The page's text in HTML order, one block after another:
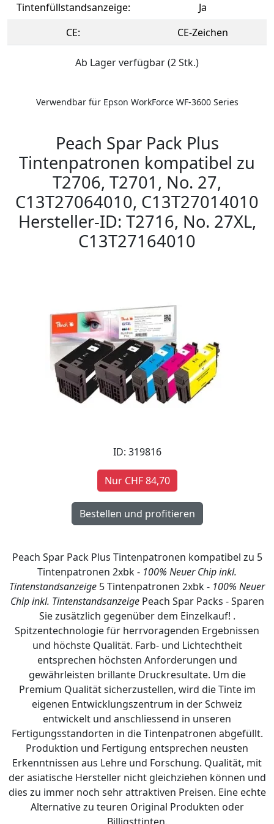
Tintenfüllstandsanzeige:
Ja
CE:
CE-Zeichen
Ab Lager verfügbar (2 Stk.)
Verwendbar für Epson WorkForce WF-3600 Series
Peach Spar Pack Plus
Tintenpatronen kompatibel zu
T2706, T2701, No. 27,
C13T27064010, C13T27014010
Hersteller-ID: T2716, No. 27XL,
C13T27164010
ID: 319816
Nur CHF 84,70
Peach Spar Pack Plus Tintenpatronen kompatibel zu 5
Tintenpatronen 2xbk - 100% Neuer Chip inkl.
Tintenstandsanzeige 5 Tintenpatronen 2xbk - 100% Neuer
Chip inkl. TintenstandsanzeigePeach Spar Packs - Sparen
Sie zusätzlich gegenüber dem Einzelkauf! .
Spitzentechnologie für herrvoragenden Ergebnissen
und höchste Qualität. Farb- und Lichtechtheit
entsprechen höchsten Anforderungen und
gewährleisten brillante Druckresultate. Um die
Premium Qualität sicherzustellen, wird die Tinte im
eigenen Entwicklungszentrum in der Schweiz
entwickelt und anschliessend in unseren
Fertigungsstandorten in die Tintenpatronen abgefüllt.
Produktion und Fertigung entsprechen neusten
Erkenntnissen aus Lehre und Forschung. Qualität, mit
der asiatische Hersteller nicht gleichziehen können und
dies zu immer noch sehr attraktiven Preisen. Eine echte
Alternative zu teuren Original Produkten oder